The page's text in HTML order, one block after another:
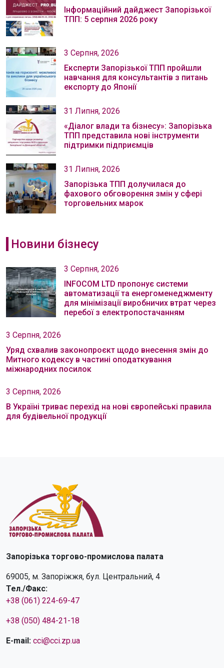
Інформаційний дайджест Запорізької
ТПП: 5 серпня 2026 року
3 Серпня, 2026
Експерти Запорізької ТПП пройшли
навчання для консультантів з питань
експорту до Японії
31 Липня, 2026
«Діалог влади та бізнесу»: Запорізька
ТПП представила нові інструменти
підтримки підприємців
31 Липня, 2026
Запорізька ТПП долучилася до
фахового обговорення змін у сфері
торговельних марок
Новини бізнесу
3 Серпня, 2026
INFOCOM LTD пропонує системи
автоматизації та енергоменеджменту
для мінімізації виробничих втрат через
перебої з електропостачанням
3 Серпня, 2026
Уряд схвалив законопроєкт щодо внесення змін до
Митного кодексу в частині оподаткування
міжнародних посилок
3 Серпня, 2026
В Україні триває перехід на нові європейські правила
для будівельної продукції
Запорізька торгово-промислова палата
69005, м. Запоріжжя, бул. Центральний, 4
Тел./Факс:
+38 (061) 224-69-47
+38 (050) 484-21-18
E-mail: cci@cci.zp.ua